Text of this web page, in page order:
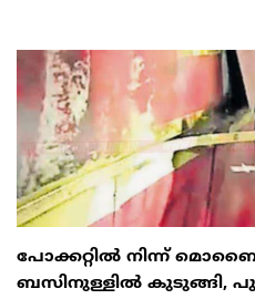
പോക്കറ്റിൽ നിന്ന്
ബസിനുള്ളിൽ കുടുങ്ങി,